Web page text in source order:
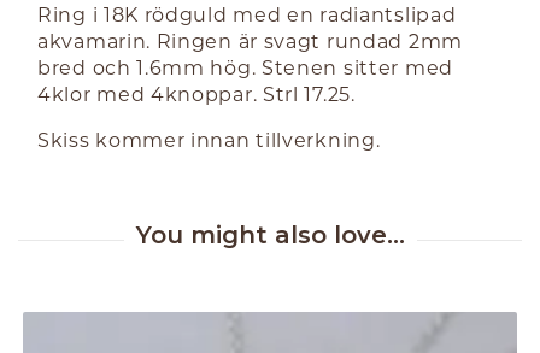
Ring i 18K rödguld med en radiantslipad
akvamarin. Ringen är svagt rundad 2mm
bred och 1.6mm hög. Stenen sitter med
4klor med 4knoppar. Strl 17.25.
Skiss kommer innan tillverkning.